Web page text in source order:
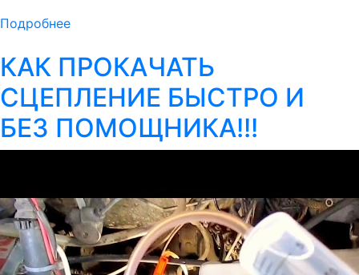
Подробнее
КАК ПРОКАЧАТЬ
СЦЕПЛЕНИЕ БЫСТРО И
БЕЗ ПОМОЩНИКА!!!